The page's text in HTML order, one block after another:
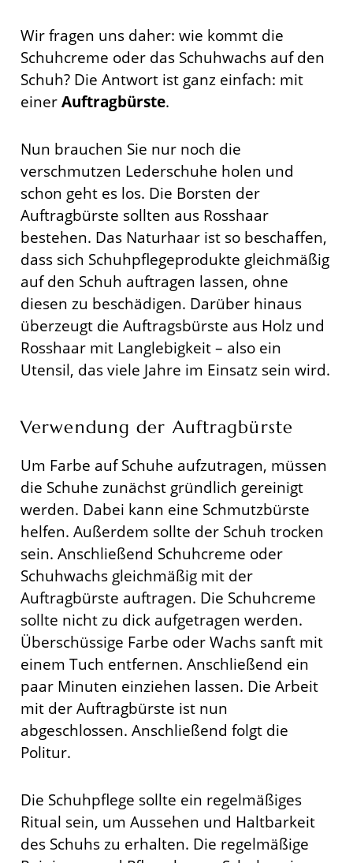
Wir fragen uns daher: wie kommt die
Schuhcreme oder das Schuhwachs auf den
Schuh? Die Antwort ist ganz einfach: mit
einerAuftragbürste.
Nun brauchen Sie nur noch die
verschmutzen Lederschuhe holen und
schon geht es los. Die Borsten der
Auftragbürste sollten aus Rosshaar
bestehen. Das Naturhaar ist so beschaffen,
dass sich Schuhpflegeprodukte gleichmäßig
auf den Schuh auftragen lassen, ohne
diesen zu beschädigen. Darüber hinaus
überzeugt die Auftragsbürste aus Holz und
Rosshaar mit Langlebigkeit – also ein
Utensil, das viele Jahre im Einsatz sein wird.
Verwendung der Auftragbürste
Um Farbe auf Schuhe aufzutragen, müssen
die Schuhe zunächst gründlich gereinigt
werden. Dabei kann eine Schmutzbürste
helfen. Außerdem sollte der Schuh trocken
sein. Anschließend Schuhcreme oder
Schuhwachs gleichmäßig mit der
Auftragbürste auftragen. Die Schuhcreme
sollte nicht zu dick aufgetragen werden.
Überschüssige Farbe oder Wachs sanft mit
einem Tuch entfernen. Anschließend ein
paar Minuten einziehen lassen. Die Arbeit
mit der Auftragbürste ist nun
abgeschlossen. Anschließend folgt die
Politur.
Die Schuhpflege sollte ein regelmäßiges
Ritual sein, um Aussehen und Haltbarkeit
des Schuhs zu erhalten. Die regelmäßige